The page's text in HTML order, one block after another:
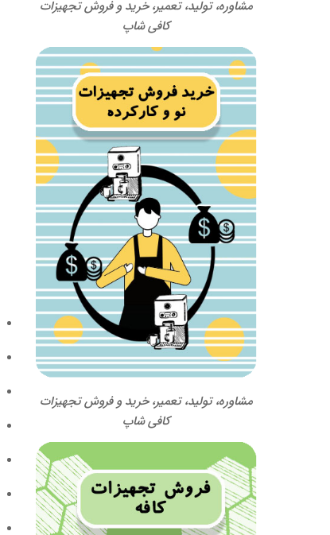
مشاوره، تولید، تعمیر، خرید و فروش تجهیزات
کافی شاپ
مشاوره، تولید، تعمیر، خرید و فروش تجهیزات
کافی شاپ